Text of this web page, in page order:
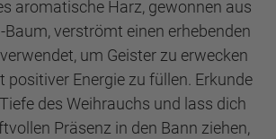
aromatische Harz, gewonnen aus
verströmt einen erhebenden
um Geister zu erwecken
positiver Energie zu füllen. Erkunde
des Weihrauchs und lass dich
Präsenz in den Bann ziehen,